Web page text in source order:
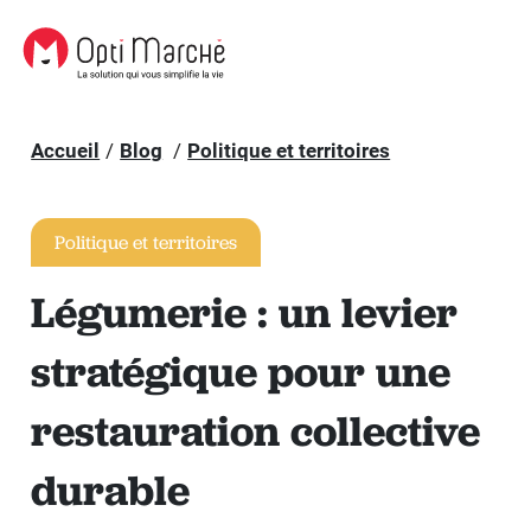
Accueil Blog Politique et territoires
Politique et territoires
Légumerie : un levier
stratégique pour une
restauration collective
durable